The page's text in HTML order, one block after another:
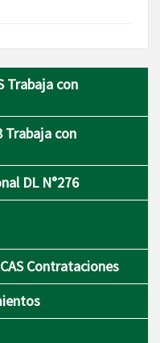
Trabaja con
Trabaja con
DL N°276
Contrataciones